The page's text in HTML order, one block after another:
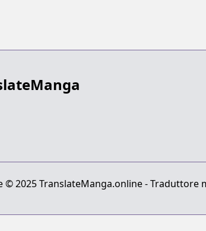
2025 TranslateManga.online - Traduttore